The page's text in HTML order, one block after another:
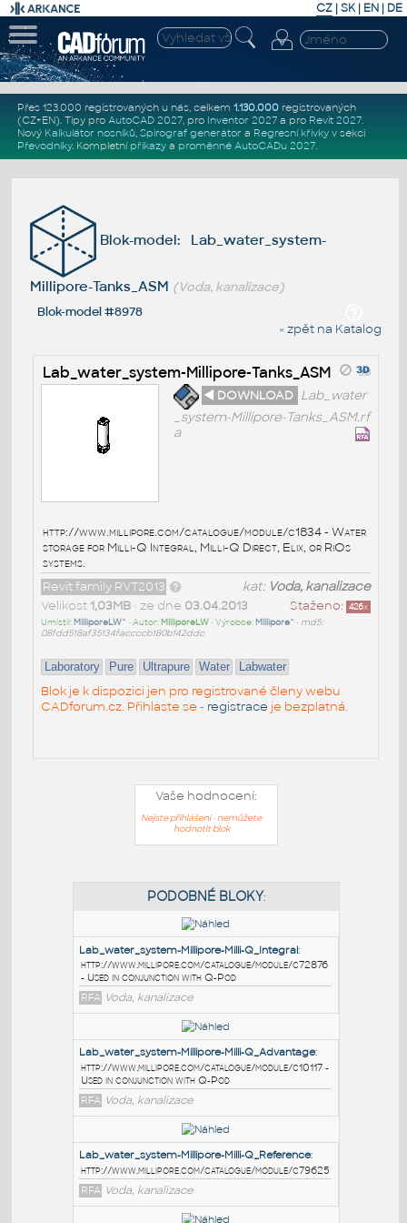
CZ | SK| EN | DE
Přes 123.000 registrovaných u nás, celkem 1.130.000registrovaných
(CZ+EN). Tipy pro AutoCAD 2027, pro Inventor 2027a pro Revit 2027.
Nový Kalkulátor nosníků, Spirograf generátor a Regresní křivkyv sekci
Převodníky. Kompletní příkazya proměnné AutoCADu 2027.
Blok-model: Lab_water_system-
Millipore-Tanks_ASM (Voda, kanalizace)
Blok-model #8978
« zpět na Katalog
Lab_water_system-Millipore-Tanks_ASM
◄ DOWNLOAD Lab_water
_system-Millipore-Tanks_ASM.rf
a
http://www.millipore.com/catalogue/module/c1834 - Water
storage for Milli-Q Integral, Milli-Q Direct, Elix, or RiOs
systems.
kat: Voda, kanalizace
Revit family RVT2013
Staženo: 426x
Velikost 1,03MB• ze dne 03.04.2013
Umístil: MilliporeLW^ • Autor: MilliporeLW• Výrobce: Millipore^ • md5:
08fdd518af35134faccccb180b142ddc
Laboratory Pure Ultrapure Water Labwater
Blok je k dispozici jen pro registrované členy webu
CADforum.cz. Přihlaste se - registrace je bezplatná.
Vaše hodnocení:
Nejste přihlášeni - nemůžete
hodnotit blok
PODOBNÉ BLOKY:
Lab_water_system-Millipore-Milli-Q_Integral
http://www.millipore.com/catalogue/module/c72876
- Used in conjunction with Q-Pod
RFA Voda, kanalizace